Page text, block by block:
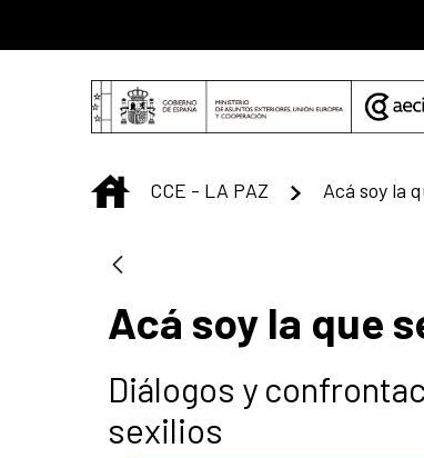
INICIO
CCE - LA PAZ Acá soy la
Acá soy la que
Diálogos y
sexilios